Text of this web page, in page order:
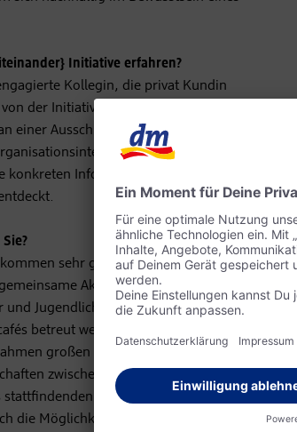
Initiative erfahren?
Kollegin, die privat Kundin
der Initiative gelesen hat, erfahren,
einer Ausschreibung teilzunehmen.
über die
Informationen haben wir
sehr gerne ins Lerncafé und
Aktivitäten außerhalb der
und Jugendlichen über einen längeren
betreut werden und auf einen
großen Wert gelegt wird,
zwischen den BesucherInnen.
Workshops bieten den
die Möglichkeit, mehr Zeit